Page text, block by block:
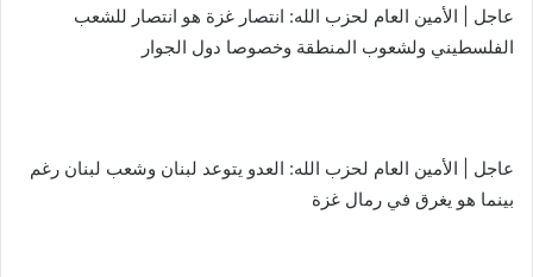
عاجل | الأمين العام لحزب الله: انتصار غزة هو انتصار للشعب
الفلسطيني ولشعوب المنطقة وخصوصا دول الجوار
عاجل | الأمين العام لحزب الله: العدو يتوعد لبنان وشعب لبنان رغم
بينما هو يغرق في رمال غزة